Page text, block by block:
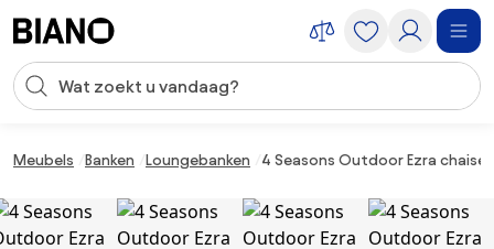
Zoekopdracht invoeren
Meubels Banken Loungebanken 4 Seasons Outdoor Ezra